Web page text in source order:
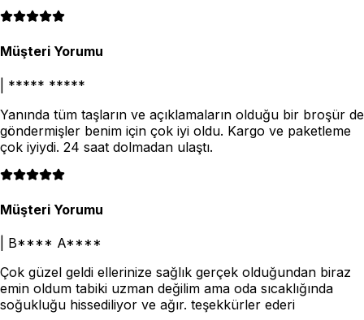
Müşteri Yorumu
***** *****
Yanında tüm taşların ve açıklamaların olduğu bir broşür de
göndermişler benim için çok iyi oldu. Kargo ve paketleme
çok iyiydi. 24 saat dolmadan ulaştı.
Müşteri Yorumu
B**** A****
Çok güzel geldi ellerinize sağlık gerçek olduğundan biraz
emin oldum tabiki uzman değilim ama oda sıcaklığında
soğukluğu hissediliyor ve ağır. teşekkürler ederi